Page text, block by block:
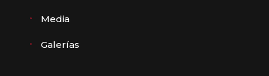
Media
Galerías